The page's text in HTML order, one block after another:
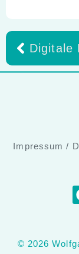
Impressum /
© 2026